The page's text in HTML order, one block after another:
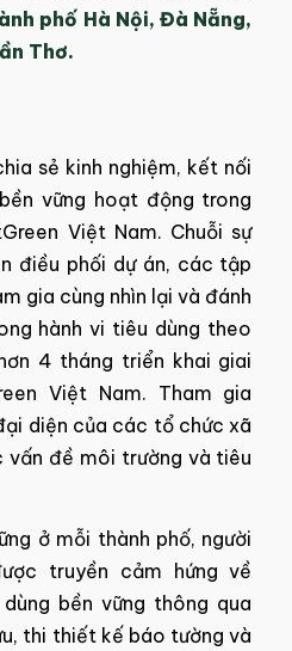
phố Hà Nội, Đà Nẵng,
Thơ.
sẻ kinh nghiệm, kết nối
vững hoạt động trong
Việt Nam. Chuỗi sự
điều phối dự án, các tập
gia cùng nhìn lại và đánh
hành vi tiêu dùng theo
4 tháng triển khai giai
Việt Nam. Tham gia
diện của các tổ chức xã
vấn đề môi trường và tiêu
ở mỗi thành phố, người
truyền cảm hứng về
bền vững thông qua
thi thiết kế báo tường và